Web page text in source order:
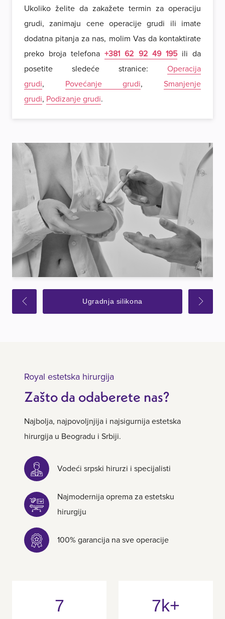
Ukoliko želite da zakažete termin za operaciju
grudi, zanimaju cene operacije grudi ili imate
dodatna pitanja za nas, molim Vas da kontaktirate
preko broja telefona+381 62 92 49 195ili da
posetite sledeće stranice: Operacija
grudi, Povećanje grudi,Smanjenje
grudi, Podizanje grudi.
Ugradnja silikona
Royal estetska hirurgija
Zašto da odaberete nas?
Najbolja, najpovoljnjija i najsigurnija estetska
hirurgija u Beogradu i Srbiji.
Vodeći srpski hirurzi i specijalisti
Najmodernija oprema za estetsku
hirurgiju
100% garancija na sve operacije
7 7k+